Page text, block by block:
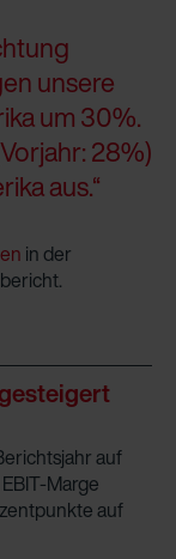
unsere
um 30%.
28%)
aus.“
in der
auf
Marge
auf